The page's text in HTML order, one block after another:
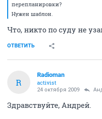
перепланировки?
Нужен шаблон.
Что, никто по суду не
ОТВЕТИТЬ
R
Radioman
activist
24 октября 2009
Здравствуйте, Андрей.